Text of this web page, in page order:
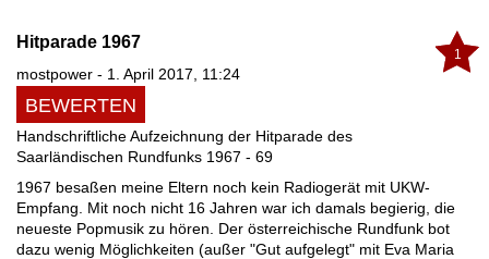
1
Hitparade 1967
mostpower - 1. April 2017, 11:24
BEWERTEN
Handschriftliche Aufzeichnung der Hitparade des
Saarländischen Rundfunks 1967 - 69
1967 besaßen meine Eltern noch kein Radiogerät mit UKW-
Empfang. Mit noch nicht 16 Jahren war ich damals begierig, die
neueste Popmusik zu hören. Der österreichische Rundfunk bot
dazu wenig Möglichkeiten (außer "Gut aufgelegt" mit Eva Maria